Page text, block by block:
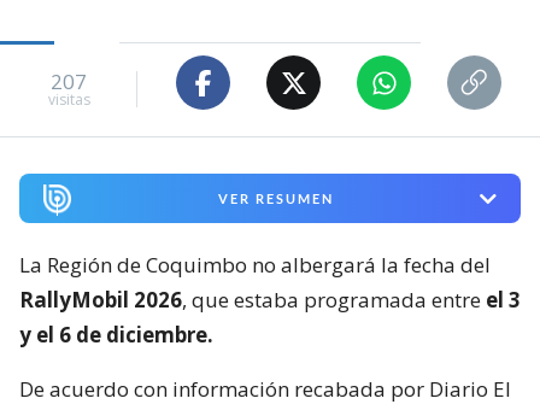
207
visitas
VER RESUMEN
La Región de Coquimbo no albergará la fecha del
RallyMobil 2026, que estaba programada entre el 3
y el 6 de diciembre.
De acuerdo con información recabada por Diario El